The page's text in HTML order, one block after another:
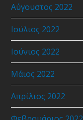
Αύγουστος 2022
Ιούλιος 2022
Ιούνιος 2022
Μάιος 2022
Απρίλιος 2022